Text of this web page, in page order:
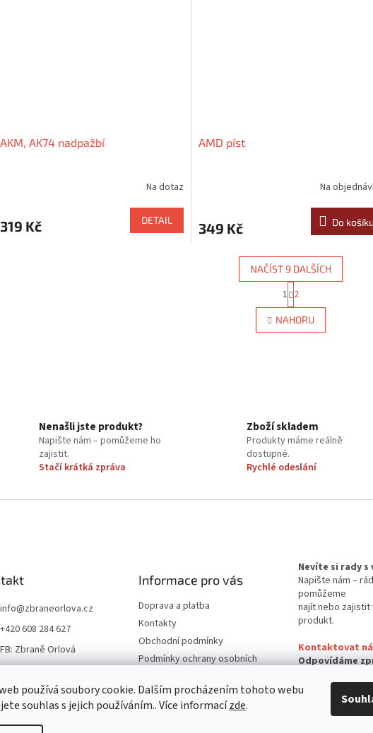
používá soubory cookie. Dalším procházením tohoto webu
souhlas s jejich používáním.. Více informacízde.
AKM, AK74 nadpažbí
Na dotaz
319 Kč DETAIL
AMD píst
Na
349 Kč Do košíku
O
v
l
r
v
k
v
p
NAČÍST 9 DALŠÍCH
t
r
á
n
1 2
NAHORU
Nenašli jste produkt?
Napište nám – pomůžeme ho
zajistit.
Stačí krátká zpráva
Zboží skladem
Produkty máme reálně
dostupné.
Rychlé odeslání
info@zbraneorlova.cz
+420 608 284 627
FB: Zbraně Orlová
Informace pro vás
Doprava a platba
Kontakty
Obchodní podmínky
Podmínky ochrany osobních
Reklamační řád
Nevíte si rady s
Napište nám –
pomůžeme
najít nebo zajistit
produkt.
Kontaktovat
Odpovídáme